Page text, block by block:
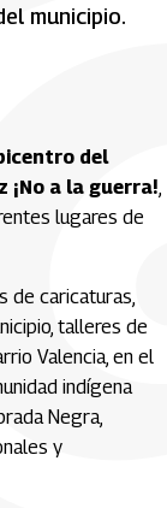
municipio.
del
¡No a la guerra!,
lugares de
de caricaturas,
talleres de
Valencia, en el
indígena
Negra,
y